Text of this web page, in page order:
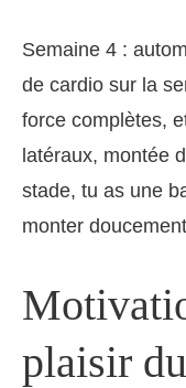
Semaine 4 :
de cardio sur la
force complètes,
latéraux, montée
stade, tu as une
monter
plaisir